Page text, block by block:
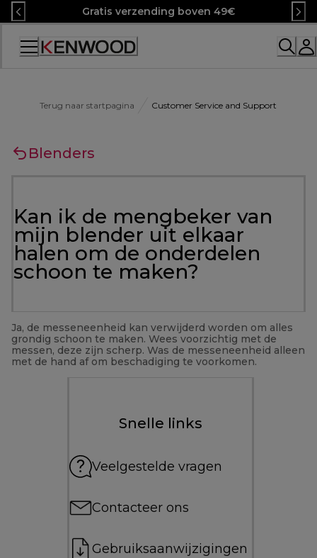
Skip
to
Content
Gratis verzending boven 49€
Terug naar startpagina Customer Service and Support
Blenders
Kan ik de mengbeker van
mijn blender uit elkaar
halen om de onderdelen
schoon te maken?
Ja, de messeneenheid kan verwijderd worden om alles
grondig schoon te maken. Wees voorzichtig met de
messen, deze zijn scherp. Was de messeneenheid alleen
met de hand af om beschadiging te voorkomen.
Snelle links
Veelgestelde vragen
Contacteer ons
Gebruiksaanwijzigingen